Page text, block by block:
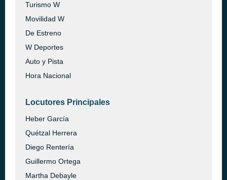
Turismo W
Movilidad W
De Estreno
W Deportes
Auto y Pista
Hora Nacional
Locutores Principales
Heber García
Quétzal Herrera
Diego Rentería
Guillermo Ortega
Martha Debayle